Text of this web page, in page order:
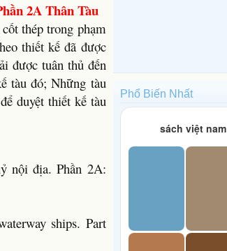
2A Thân Tàu
thép trong phạm
thiết kế đã được
được tuân thủ đến
tàu đó; Những tàu
duyệt thiết kế tàu
nội địa. Phần 2A:
ships. Part
Phổ Biến Nhất
sách việt nam